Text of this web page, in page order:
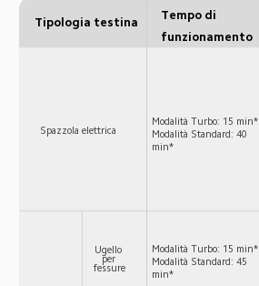
Tipologia testina
Spazzola elettrica
Ugello
per
fessure
Tempo di
funzionamento
Modalità Turbo: 15 min*
Modalità Standard: 40
min*
Modalità Turbo: 15 min*
Modalità Standard: 45
min*